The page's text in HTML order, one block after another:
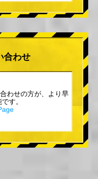
合わせ
わせの方が、より早
す。